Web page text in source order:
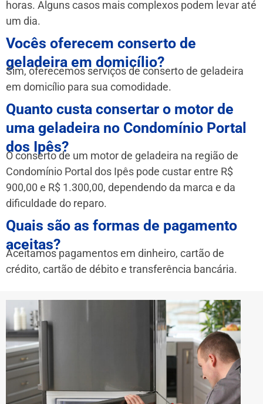
horas. Alguns casos mais complexos podem levar até
um dia.
Vocês oferecem conserto de
geladeira em domicílio?
Sim, oferecemos serviços de conserto de geladeira
em domicílio para sua comodidade.
Quanto custa consertar o motor de
uma geladeira no Condomínio Portal
dos Ipês?
O conserto de um motor de geladeira na região de
Condomínio Portal dos Ipês pode custar entre R$
900,00 e R$ 1.300,00, dependendo da marca e da
dificuldade do reparo.
Quais são as formas de pagamento
aceitas?
Aceitamos pagamentos em dinheiro, cartão de
crédito, cartão de débito e transferência bancária.